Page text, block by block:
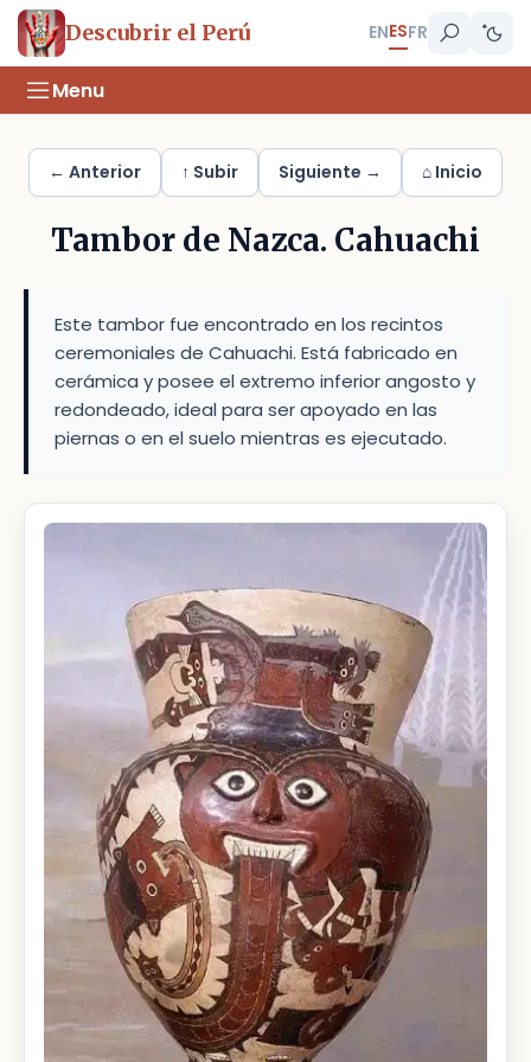
Descubrir el Perú ENESFR
Menu
← Anterior ↑ Subir Siguiente → ⌂ Inicio
Tambor de Nazca. Cahuachi
Este tambor fue encontrado en los recintos
ceremoniales de Cahuachi. Está fabricado en
cerámica y posee el extremo inferior angosto y
redondeado, ideal para ser apoyado en las
piernas o en el suelo mientras es ejecutado.